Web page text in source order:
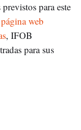
para este
página web
, IFOB
para sus